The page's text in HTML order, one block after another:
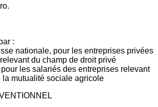
:
nationale, pour les entreprises privées
du champ de droit privé
les salariés des entreprises relevant
la mutualité sociale agricole